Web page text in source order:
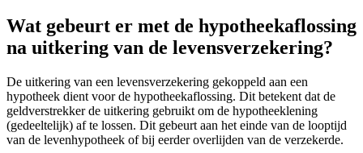
Wat gebeurt er met de hypotheekaflossing
na uitkering van de levensverzekering?
De uitkering van een levensverzekering gekoppeld aan een
hypotheek dient voor de hypotheekaflossing. Dit betekent dat de
geldverstrekker de uitkering gebruikt om de hypotheeklening
(gedeeltelijk) af te lossen. Dit gebeurt aan het einde van de looptijd
van de levenhypotheek of bij eerder overlijden van de verzekerde.